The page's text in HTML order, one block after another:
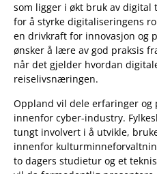
som ligger i økt bruk av digital
for å styrke digitaliseringens
en drivkraft for innovasjon og
ønsker å lære av god praksis
når det gjelder hvordan
reiselivsnæringen.
Oppland vil dele erfaringer og
innenfor cyber-industry.
tungt involvert i å utvikle,
innenfor
to dagers studietur og et